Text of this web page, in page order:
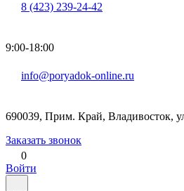
8 (423) 239-24-42
9:00-18:00
info@poryadok-online.ru
690039, Прим. Край, Владивосток,
Заказать звонок
0
Войти